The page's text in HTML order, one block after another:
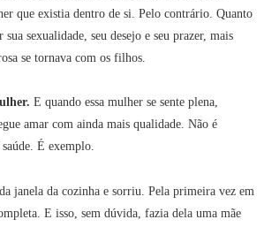
que existia dentro de si. Pelo contrário. Quanto
sexualidade, seu desejo e seu prazer, mais
se tornava com os filhos.
E quando essa mulher se sente plena,
amar com ainda mais qualidade. Não é
É exemplo.
janela da cozinha e sorriu. Pela primeira vez em
E isso, sem dúvida, fazia dela uma mãe